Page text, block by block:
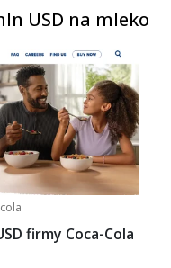
USD na mleko
firmy Coca-Cola